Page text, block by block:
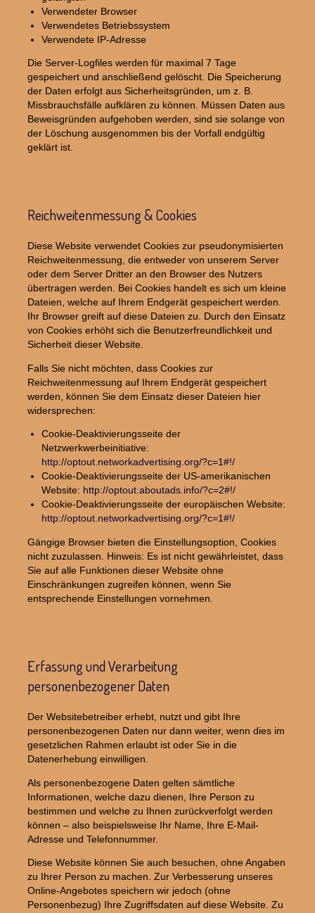
Verwendeter Browser
Verwendetes Betriebssystem
Verwendete IP-Adresse
Die Server-Logfiles werden für maximal 7 Tage
gespeichert und anschließend gelöscht. Die Speicherung
der Daten erfolgt aus Sicherheitsgründen, um z. B.
Missbrauchsfälle aufklären zu können. Müssen Daten aus
Beweisgründen aufgehoben werden, sind sie solange von
der Löschung ausgenommen bis der Vorfall endgültig
geklärt ist.
Reichweitenmessung & Cookies
Diese Website verwendet Cookies zur pseudonymisierten
Reichweitenmessung, die entweder von unserem Server
oder dem Server Dritter an den Browser des Nutzers
übertragen werden. Bei Cookies handelt es sich um kleine
Dateien, welche auf Ihrem Endgerät gespeichert werden.
Ihr Browser greift auf diese Dateien zu. Durch den Einsatz
von Cookies erhöht sich die Benutzerfreundlichkeit und
Sicherheit dieser Website.
Falls Sie nicht möchten, dass Cookies zur
Reichweitenmessung auf Ihrem Endgerät gespeichert
werden, können Sie dem Einsatz dieser Dateien hier
widersprechen:
Cookie-Deaktivierungsseite der
Netzwerkwerbeinitiative:
http://optout.networkadvertising.org/?c=1#!/
Cookie-Deaktivierungsseite der US-amerikanischen
Website: http://optout.aboutads.info/?c=2#!/
Cookie-Deaktivierungsseite der europäischen Website:
http://optout.networkadvertising.org/?c=1#!/
Gängige Browser bieten die Einstellungsoption, Cookies
nicht zuzulassen. Hinweis: Es ist nicht gewährleistet, dass
Sie auf alle Funktionen dieser Website ohne
Einschränkungen zugreifen können, wenn Sie
entsprechende Einstellungen vornehmen.
Erfassung und Verarbeitung
personenbezogener Daten
Der Websitebetreiber erhebt, nutzt und gibt Ihre
personenbezogenen Daten nur dann weiter, wenn dies im
gesetzlichen Rahmen erlaubt ist oder Sie in die
Datenerhebung einwilligen.
Als personenbezogene Daten gelten sämtliche
Informationen, welche dazu dienen, Ihre Person zu
bestimmen und welche zu Ihnen zurückverfolgt werden
können – also beispielsweise Ihr Name, Ihre E-Mail-
Adresse und Telefonnummer.
Diese Website können Sie auch besuchen, ohne Angaben
zu Ihrer Person zu machen. Zur Verbesserung unseres
Online-Angebotes speichern wir jedoch (ohne
Personenbezug) Ihre Zugriffsdaten auf diese Website. Zu